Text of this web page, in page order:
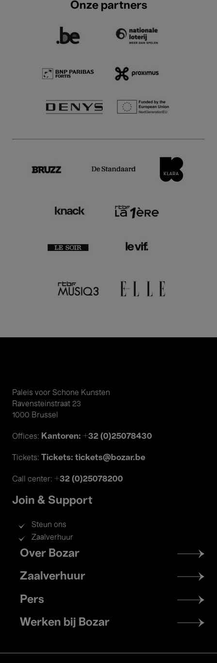
Onze partners
Paleis voor Schone Kunsten
Ravensteinstraat 23
1000 Brussel
Offices: Kantoren: +32 (0)25078430
Tickets: Tickets: tickets@bozar.be
Call center: +32 (0)25078200
Join & Support
Steun ons
Zaalverhuur
Footer
menu
Over Bozar
Zaalverhuur
Pers
Werken bij Bozar